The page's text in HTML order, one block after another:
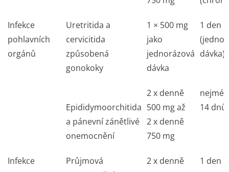
Infekce
pohlavních
orgánů
Uretritida a
cervicitida
způsobená
gonokoky
1 × 500 mg
jako
jednorázová
dávka
1 den
dávka)
Epididymoorchitida
a pánevní zánětlivé
onemocnění
2 x denně
500 mg až
2 x denně
750 mg
14 dnů
Infekce
Průjmová
2 x denně
1 den